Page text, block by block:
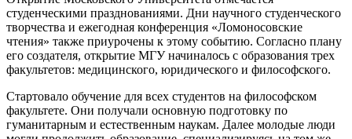
студенческими празднованиями. Дни научного студенческого
творчества и ежегодная конференция «Ломоносовские
чтения» также приурочены к этому событию. Согласно плану
его создателя, открытие МГУ начиналось с образования трех
факультетов: медицинского, юридического и философского.
Стартовало обучение для всех студентов на философском
факультете. Они получали основную подготовку по
гуманитарным и естественным наукам. Далее молодые люди